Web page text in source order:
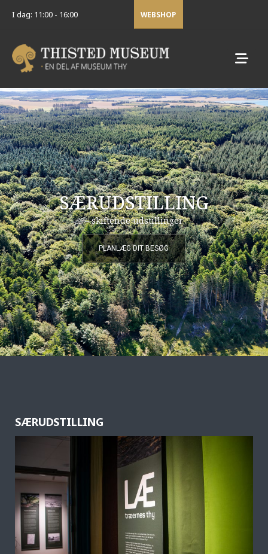
I dag: 11:00 - 16:00 WEBSHOP
SÆRUDSTILLING
PLANLÆG DIT BESØG
– skiftende udstillinger
SÆRUDSTILLING